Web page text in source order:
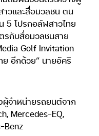
าวและสื่อมวลชน ตน
5 โปรกอล์ฟสาวไทย
รกับสื่อมวลชนสาย
Golf Invitation
ย อีกด้วย” นายอัคริ
จำหน่ายรถยนต์จาก
Mercedes-EQ,
Benz